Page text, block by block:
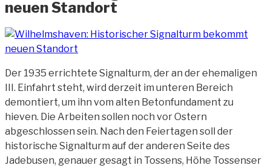
neuen Standort
Der 1935 errichtete Signalturm, der an der ehemaligen
III. Einfahrt steht, wird derzeit im unteren Bereich
demontiert, um ihn vom alten Betonfundament zu
hieven. Die Arbeiten sollen noch vor Ostern
abgeschlossen sein. Nach den Feiertagen soll der
historische Signalturm auf der anderen Seite des
Jadebusen, genauer gesagt in Tossens, Höhe Tossenser